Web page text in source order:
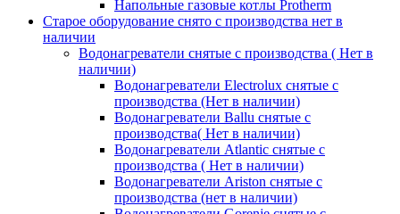
Напольные газовые котлы Protherm
Старое оборудование снято с производства нет в
наличии
Водонагреватели снятые с производства ( Нет в
наличии)
Водонагреватели Electrolux снятые с
производства (Нет в наличии)
Водонагреватели Ballu снятые с
производства( Нет в наличии)
Водонагреватели Atlantic снятые с
производства ( Нет в наличии)
Водонагреватели Ariston снятые с
производства (нет в наличии)